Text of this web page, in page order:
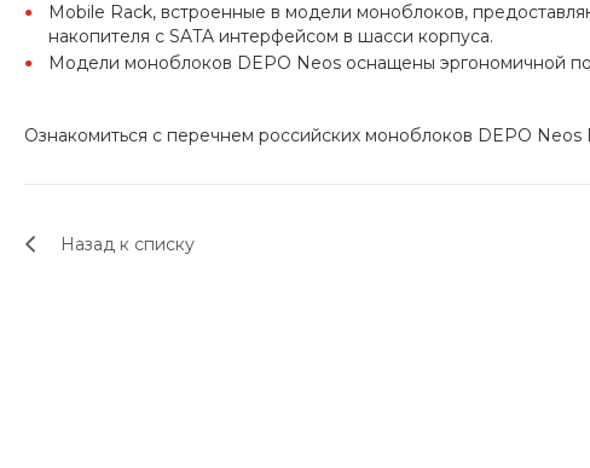
Mobile Rack, встроенные в модели моноблоков,
накопителя с SATA интерфейсом в шасси корпуса.
Модели моноблоков DEPO Neos оснащены эргономичной
Ознакомиться с перечнем российских моноблоков DEPO
Назад к списку